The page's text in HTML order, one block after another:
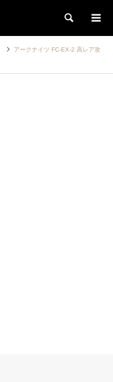
検索
アークナイツ FC-EX-2 高レア攻